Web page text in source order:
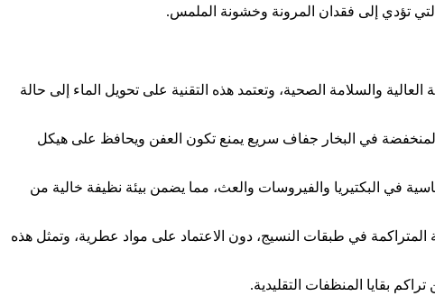
تؤدي إلى فقدان المرونة وخشونة الملمس.
والسلامة الصحية، وتعتمد هذه التقنية على تحويل الماء إلى حالة
المنخفضة في البخار جفاف سريع يمنع تكون العفن ويحافظ على هيكل
إلى 100°مئوية، وهي كافية لتعطيل البروتينات الأساسية في البكتيريا والفيروسات والعث، مما يضمن بيئة نظيفة خالية من
في طبقات النسيج، دون الاعتماد على مواد عطرية، وتمثل هذه
بقايا المنظفات التقليدية.